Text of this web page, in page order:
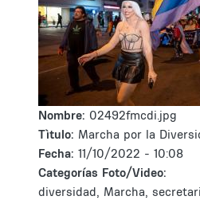
Nombre: 02492fmcdi.jpg
Tìtulo: Marcha por la
Fecha: 11/10/2022 - 10:08
Categorías Foto/Video:
diversidad, Marcha,